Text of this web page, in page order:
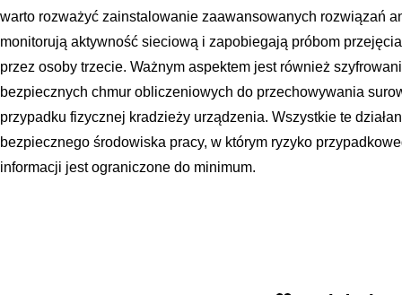
warto rozważyć zainstalowanie zaawansowanych rozwiązań
monitorują aktywność sieciową i zapobiegają próbom
przez osoby trzecie. Ważnym aspektem jest również
bezpiecznych chmur obliczeniowych do przechowywania
przypadku fizycznej kradzieży urządzenia. Wszystkie te
bezpiecznego środowiska pracy, w którym ryzyko
informacji jest ograniczone do minimum.